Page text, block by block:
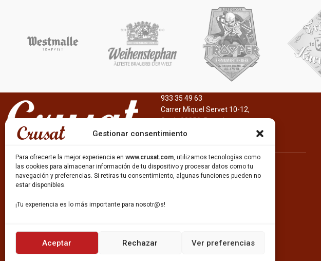
Gestionar consentimiento
Para ofrecerte la mejor experiencia en www.crusat.com, utilizamos tecnologías como
las cookies para almacenar información de tu dispositivo y procesar datos como tu
navegación y preferencias. Si retiras tu consentimiento, algunas funciones pueden no
estar disponibles.
¡Tu experiencia es lo más importante para nosotr@s!
Aceptar Rechazar Ver preferencias
933 35 49 63
Carrer Miquel Servet 10-12,
Gavà, 08850, Barcelona.